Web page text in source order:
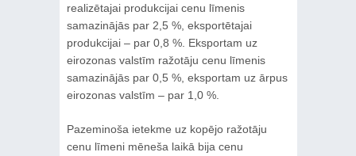
realizētajai produkcijai cenu līmenis
samazinājās par 2,5 %, eksportētajai
produkcijai – par 0,8 %. Eksportam uz
eirozonas valstīm ražotāju cenu līmenis
samazinājās par 0,5 %, eksportam uz ārpus
eirozonas valstīm – par 1,0 %.
Pazeminoša ietekme uz kopējo ražotāju
cenu līmeni mēneša laikā bija cenu